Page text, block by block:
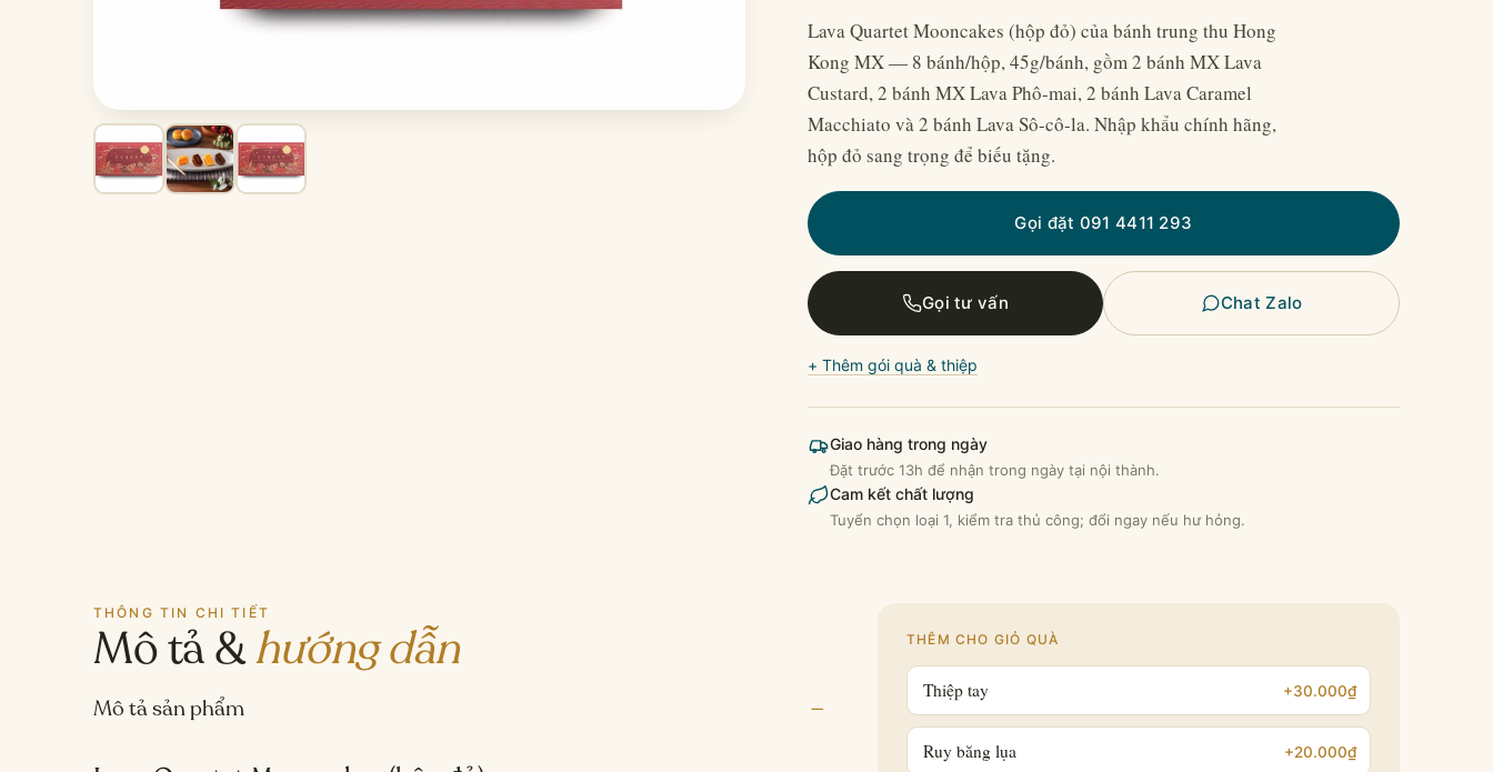
Lava Quartet Mooncakes (hộp đỏ) của bánh trung thu Hong
Kong MX — 8 bánh/hộp, 45g/bánh, gồm 2 bánh MX Lava
Custard, 2 bánh MX Lava Phô-mai, 2 bánh Lava Caramel
Macchiato và 2 bánh Lava Sô-cô-la. Nhập khẩu chính hãng,
hộp đỏ sang trọng để biếu tặng.
Gọi đặt 091 4411 293
Gọi tư vấn Chat Zalo
+ Thêm gói quà & thiệp
Giao hàng trong ngày
Đặt trước 13h để nhận trong ngày tại nội thành.
Cam kết chất lượng
Tuyển chọn loại 1, kiểm tra thủ công; đổi ngay nếu hư hỏng.
THÔNG TIN CHI TIẾT
Mô tả &hướng dẫn
Mô tả sản phẩm
–
THÊM CHO GIỎ QUÀ
Thiệp tay +30.000₫
Ruy băng lụa +20.000₫